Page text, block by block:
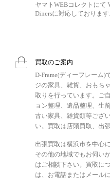
ヤマトWEBコレクトにて
Dinersに対応しております
買取のご案内
D-Frame(ディーフレーム)
ジの家具、雑貨、おもち
取りを行っています。ご
ョン整理、遺品整理、生
古い家具、雑貨類等ござ
い。買取は店頭買取、出
出張買取は横浜市を中心
その他の地域でもお伺い
はご相談下さい。買取に
は、お電話またはメール